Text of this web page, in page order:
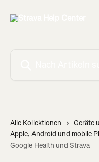
Alle Kollektionen
Geräte
Apple, Android und mobile
Google Health und Strava